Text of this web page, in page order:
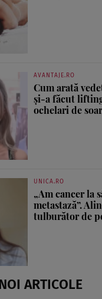
AVANTAJE.RO
Cum arată
și-a făcut
ochelari de
UNICA.RO
„Am cancer la
metastază”.
tulburător de
ARTICOLE